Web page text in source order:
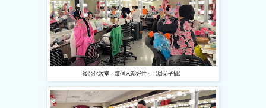
後台化妝室，每個人都好忙。（周菊子攝）